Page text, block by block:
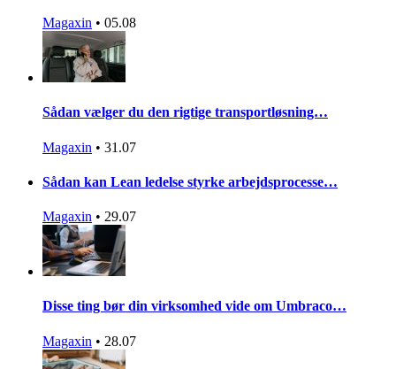
Magaxin • 05.08
Sådan vælger du den rigtige transportløsning…
Magaxin • 31.07
Sådan kan Lean ledelse styrke arbejdsprocesse…
Magaxin • 29.07
Disse ting bør din virksomhed vide om Umbraco…
Magaxin • 28.07